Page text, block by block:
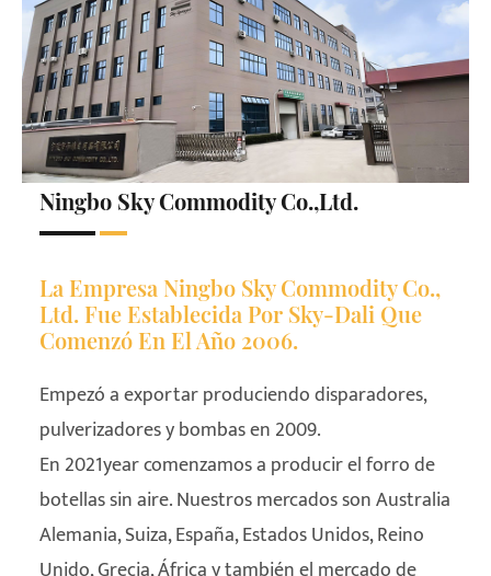
Ningbo Sky Commodity Co.,Ltd.
La Empresa Ningbo Sky Commodity Co.,
Ltd. Fue Establecida Por Sky-Dali Que
Comenzó En El Año 2006.
Empezó a exportar produciendo disparadores,
pulverizadores y bombas en 2009.
En 2021year comenzamos a producir el forro de
botellas sin aire. Nuestros mercados son Australia
Alemania, Suiza, España, Estados Unidos, Reino